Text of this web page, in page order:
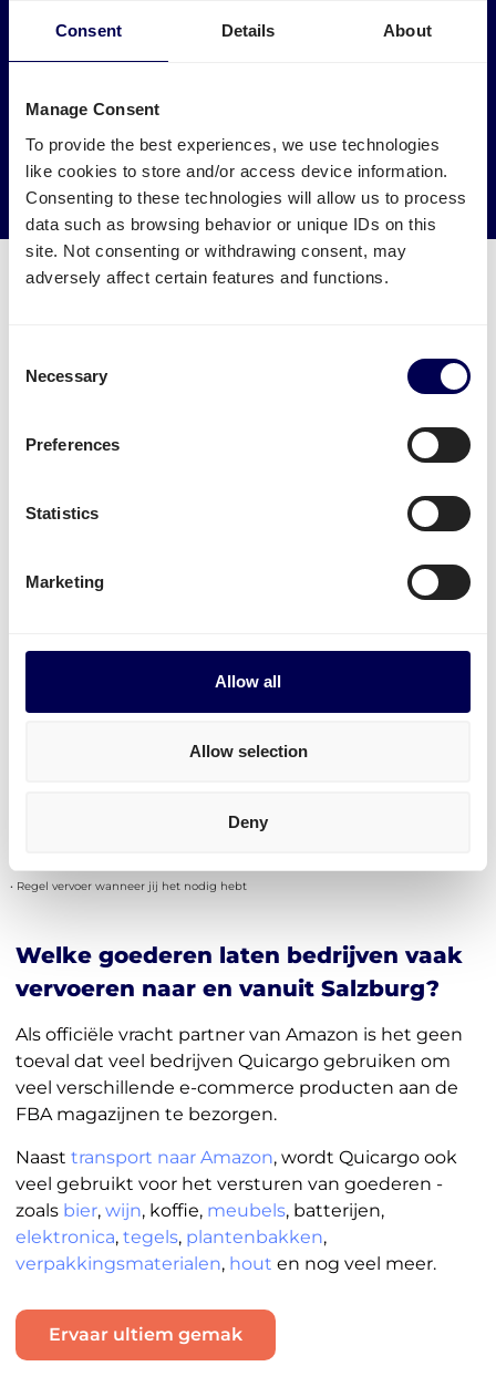
Consent Details About
Manage Consent
To provide the best experiences, we use technologies
like cookies to store and/or access device information.
Consenting to these technologies will allow us to process
data such as browsing behavior or unique IDs on this
site. Not consenting or withdrawing consent, may
adversely affect certain features and functions.
Selection
Necessary
Preferences
Statistics
Marketing
Allow all
Allow selection
Deny
Maak een impact op het milieu
→ Ga van start
Verminder je CO2 uitstoot
beschikbaar voor Salzburg?
Verstuur je pallets vanuit Nederland naar Salzburg.
versturenvanuit Nederland naar Salzburg. Let wel:
zendingen met een ophaaladres in Nederland.
De diensten zijn toegankelijk voor zowel bedrijven
groupage,LTL,FTL- Het is allemaal mogelijk!
fulfilment centers regelen.
• Regel vervoer wanneer jij het nodig hebt
Welke goederen laten bedrijven vaak
vervoeren naar en vanuit Salzburg?
Als officiële vracht partner van Amazon is het geen
toeval dat veel bedrijven Quicargo gebruiken om
veel verschillende e-commerce producten aan de
FBA magazijnen te bezorgen.
Naast transport naar Amazon, wordt Quicargo ook
veel gebruikt voor het versturen van goederen -
zoals bier, wijn, koffie, meubels, batterijen,
elektronica, tegels, plantenbakken,
verpakkingsmaterialen, hout en nog veel meer.
Ervaar ultiem gemak